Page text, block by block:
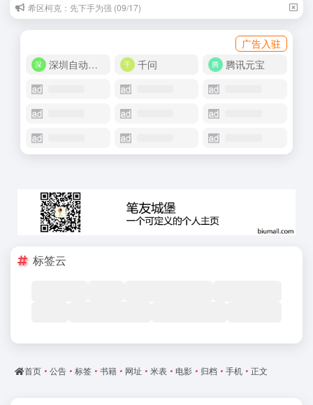
希区柯克：先下手为强 (09/17)
广告入驻
深圳自动化商城
千问 腾讯元宝
标签云
首页 • 公告 • 标签 • 书籍 • 网址 • 米表 • 电影 • 归档 • 手机 • 正文